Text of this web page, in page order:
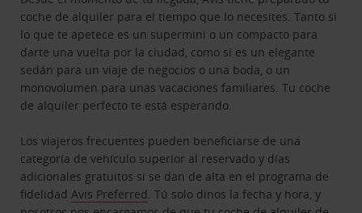
coche de alquiler para el tiempo que lo necesites. Tanto si
lo que te apetece es un supermini o un compacto para
darte una vuelta por la ciudad, como si es un elegante
sedán para un viaje de negocios o una boda, o un
monovolumen para unas vacaciones familiares. Tu coche
de alquiler perfecto te está esperando.
Los viajeros frecuentes pueden beneficiarse de una
categoría de vehículo superior al reservado y días
adicionales gratuitos si se dan de alta en el programa de
fidelidadAvis Preferred. Tú solo dinos la fecha y hora, y